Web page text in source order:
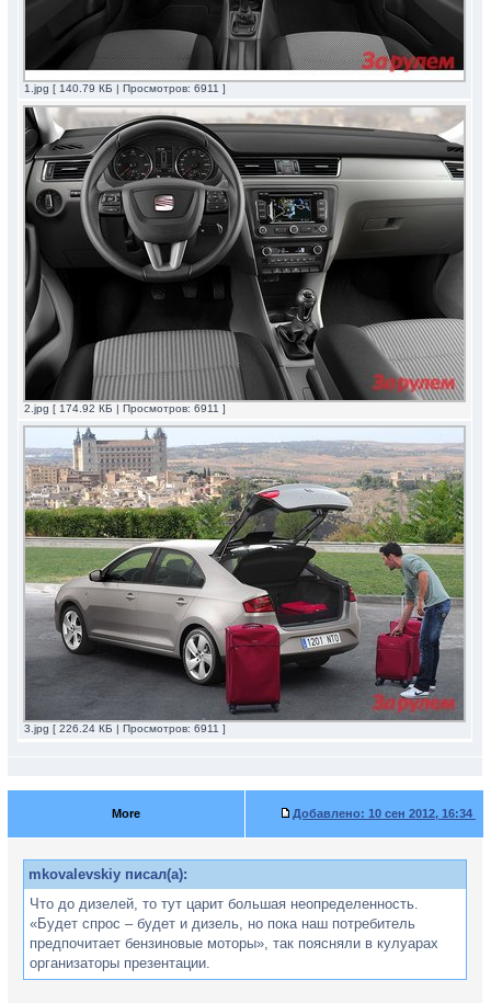
1.jpg [ 140.79 КБ | Просмотров: 6911 ]
2.jpg [ 174.92 КБ | Просмотров: 6911 ]
3.jpg [ 226.24 КБ | Просмотров: 6911 ]
More Добавлено: 10 сен 2012, 16:34
mkovalevskiy писал(а):
Что до дизелей, то тут царит большая неопределенность.
«Будет спрос – будет и дизель, но пока наш потребитель
предпочитает бензиновые моторы», так поясняли в кулуарах
организаторы презентации.